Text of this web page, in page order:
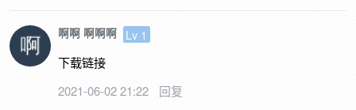
啊啊 啊啊啊
Lv 1
下载链接
2021-06-02 21:22
回复